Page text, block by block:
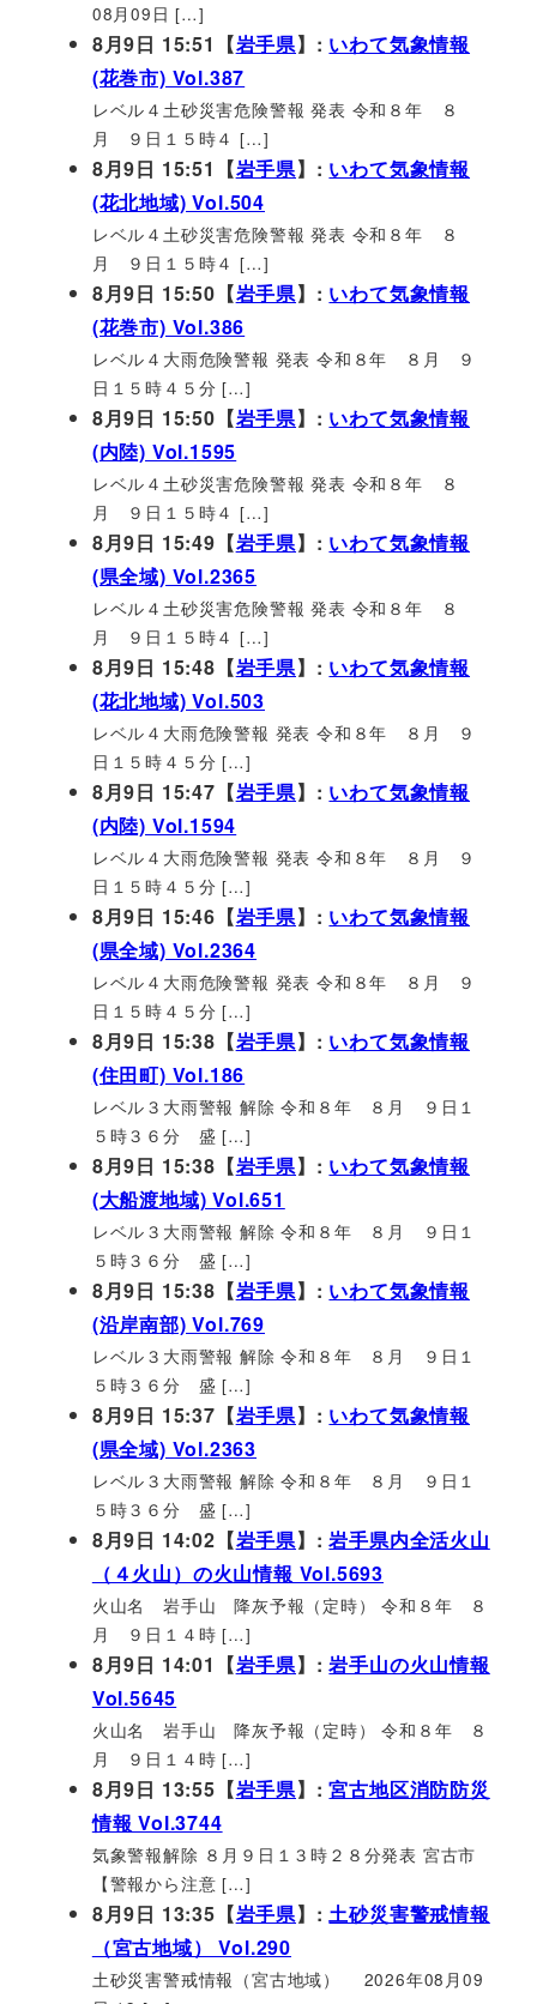
08月09日 […]
8月9日 15:51【岩手県】: いわて気象情報
(花巻市) Vol.387
レベル４土砂災害危険警報 発表 令和８年 ８
月 ９日１５時４ […]
8月9日 15:51【岩手県】: いわて気象情報
(花北地域) Vol.504
レベル４土砂災害危険警報 発表 令和８年 ８
月 ９日１５時４ […]
8月9日 15:50【岩手県】: いわて気象情報
(花巻市) Vol.386
レベル４大雨危険警報 発表 令和８年 ８月 ９
日１５時４５分 […]
8月9日 15:50【岩手県】: いわて気象情報
(内陸) Vol.1595
レベル４土砂災害危険警報 発表 令和８年 ８
月 ９日１５時４ […]
8月9日 15:49【岩手県】: いわて気象情報
(県全域) Vol.2365
レベル４土砂災害危険警報 発表 令和８年 ８
月 ９日１５時４ […]
8月9日 15:48【岩手県】: いわて気象情報
(花北地域) Vol.503
レベル４大雨危険警報 発表 令和８年 ８月 ９
日１５時４５分 […]
8月9日 15:47【岩手県】: いわて気象情報
(内陸) Vol.1594
レベル４大雨危険警報 発表 令和８年 ８月 ９
日１５時４５分 […]
8月9日 15:46【岩手県】: いわて気象情報
(県全域) Vol.2364
レベル４大雨危険警報 発表 令和８年 ８月 ９
日１５時４５分 […]
8月9日 15:38【岩手県】: いわて気象情報
(住田町) Vol.186
レベル３大雨警報 解除 令和８年 ８月 ９日１
５時３６分 盛 […]
8月9日 15:38【岩手県】: いわて気象情報
(大船渡地域) Vol.651
レベル３大雨警報 解除 令和８年 ８月 ９日１
５時３６分 盛 […]
8月9日 15:38【岩手県】: いわて気象情報
(沿岸南部) Vol.769
レベル３大雨警報 解除 令和８年 ８月 ９日１
５時３６分 盛 […]
8月9日 15:37【岩手県】: いわて気象情報
(県全域) Vol.2363
レベル３大雨警報 解除 令和８年 ８月 ９日１
５時３６分 盛 […]
8月9日 14:02【岩手県】:岩手県内全活火山
（４火山）の火山情報 Vol.5693
火山名 岩手山 降灰予報（定時） 令和８年 ８
月 ９日１４時 […]
8月9日 14:01【岩手県】:岩手山の火山情報
Vol.5645
火山名 岩手山 降灰予報（定時） 令和８年 ８
月 ９日１４時 […]
8月9日 13:55【岩手県】:宮古地区消防防災
情報 Vol.3744
気象警報解除 ８月９日１３時２８分発表 宮古市
【警報から注意 […]
8月9日 13:35【岩手県】:土砂災害警戒情報
（宮古地域） Vol.290
土砂災害警戒情報（宮古地域） 2026年08月09